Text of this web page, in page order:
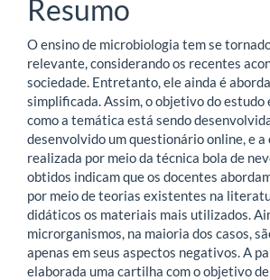
Resumo
O ensino de microbiologia tem se
relevante, considerando os recentes
sociedade. Entretanto, ele ainda é
simplificada. Assim, o objetivo do estudo
como a temática está sendo
desenvolvido um questionário online, e a
realizada por meio da técnica bola de
obtidos indicam que os docentes
por meio de teorias existentes na
didáticos os materiais mais utilizados.
microrganismos, na maioria dos casos,
apenas em seus aspectos negativos. A
elaborada uma cartilha com o objetivo